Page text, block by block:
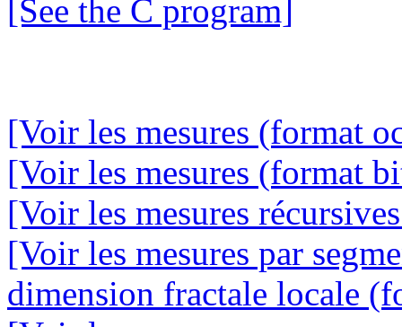
[See the C program]
[Voir les mesures (format
[Voir les mesures (format
[Voir les mesures
[Voir les mesures par
dimension fractale locale